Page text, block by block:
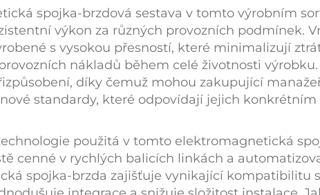
spojka-brzdová sestava v tomto výrobním
výkon za různých provozních podmínek.
s vysokou přesností, které minimalizují
nákladů během celé životnosti výrobku.
díky čemuž mohou zakupující
standardy, které odpovídají jejich
použitá v tomto elektromagnetická
cenné v rychlých balicích linkách a
spojka-brzda zajišťuje vynikající kompatibilitu